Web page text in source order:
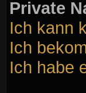
Private
Ich kann
Ich
Ich habe